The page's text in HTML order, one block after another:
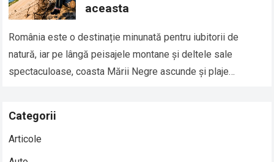
aceasta
România este o destinație minunată pentru iubitorii de
natură, iar pe lângă peisajele montane și deltele sale
spectaculoase, coasta Mării Negre ascunde și plaje
Categorii
Articole